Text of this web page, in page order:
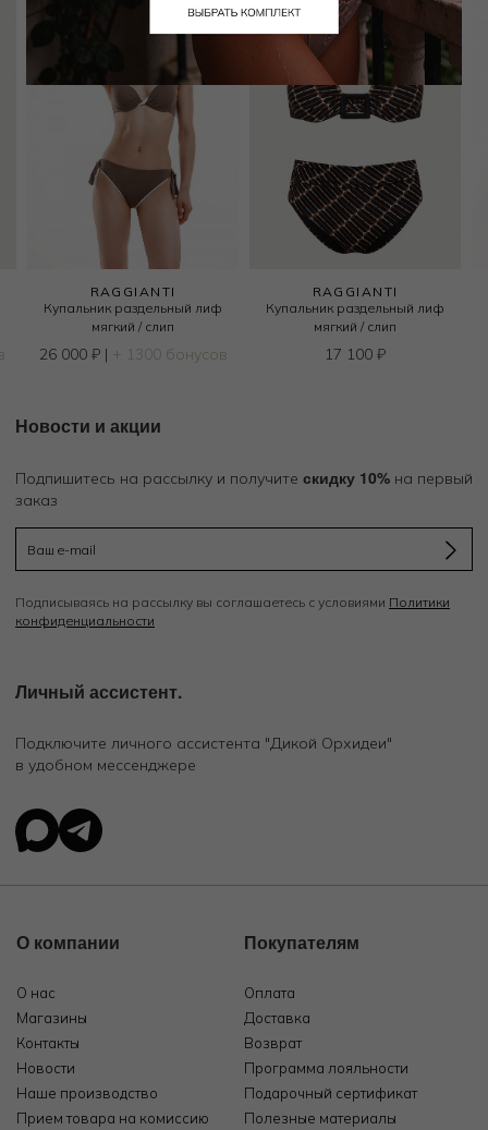
RAGGIANTI
Купальник раздельный лиф
мягкий / слип
26 000 ₽| + 1300 бонусов
RAGGIANTI
Купальник раздельный лиф
мягкий / слип
17 100 ₽
Новости и акции
Подпишитесь на рассылку и получите скидку 10% на первый
заказ
Подписываясь на рассылку вы соглашаетесь с условиями Политики
конфиденциальности
Личный ассистент.
Подключите личного ассистента "Дикой Орхидеи"
в удобном мессенджере
О компании
О нас
Магазины
Контакты
Новости
Наше производство
Прием товара на комиссию
Покупателям
Оплата
Доставка
Возврат
Программа лояльности
Подарочный сертификат
Полезные материалы